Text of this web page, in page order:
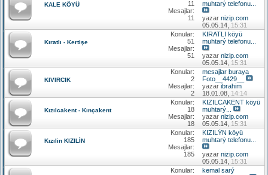
KALE KÖYÜ
11
Mesajlar:
11
muhtarý telefonu...
yazar nizip.com
05.05.14, 15:31
Kıratlı - Kertişe
Konular:
51
Mesajlar:
51
KIRATLI köyü
muhtarý telefonu...
yazar nizip.com
05.05.14, 15:31
KIVIRCIK
Konular:
2
Mesajlar:
2
mesajlar buraya
Foto__4429__
yazar ibrahim
18.01.08, 14:14
Kızılcakent - Kınçakent
Konular:
18
Mesajlar:
18
KIZILCAKENT köyü
muhtarý...
yazar nizip.com
05.05.14, 15:31
Kızılin KIZILİN
Konular:
185
Mesajlar:
185
KIZILÝN köyü
muhtarý telefonu...
yazar nizip.com
05.05.14, 15:31
Konular:
kemal sarý